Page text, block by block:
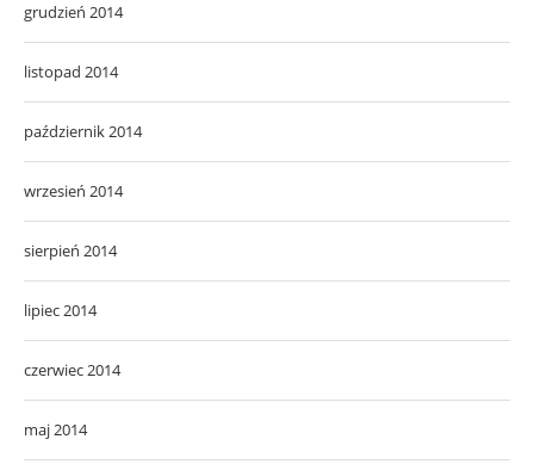
grudzień 2014
listopad 2014
październik 2014
wrzesień 2014
sierpień 2014
lipiec 2014
czerwiec 2014
maj 2014